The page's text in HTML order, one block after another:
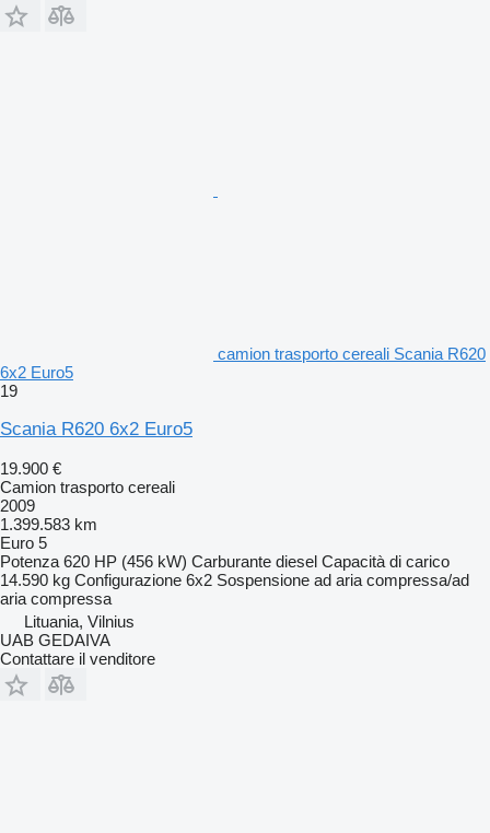
camion trasporto cereali Scania R620
6x2 Euro5
19
Scania R620 6x2 Euro5
19.900 €
Camion trasporto cereali
2009
1.399.583 km
Euro 5
Potenza 620 HP (456 kW) Carburante diesel Capacità di carico
14.590 kg Configurazione 6x2 Sospensione ad aria compressa/ad
aria compressa
Lituania, Vilnius
UAB GEDAIVA
Contattare il venditore